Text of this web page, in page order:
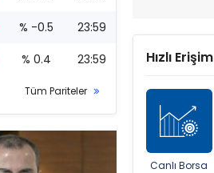
% -0.5
23:59
% 0.4 23:59
Tüm Pariteler
Hızlı Erişim
Canlı Borsa